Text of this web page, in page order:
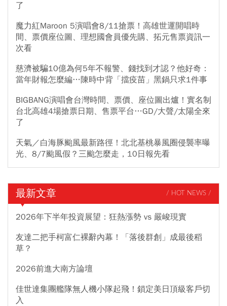
了
魔力紅Maroon 5演唱會8/11搶票！高雄世運開唱時
間、票價座位圖、理想國會員優先購、拓元售票資訊一
次看
慈濟被騙10億為何5年不報警、錢找到才認？他好奇：
當年財報怎麼編…陳時中背「擋疫苗」黑鍋只求1件事
BIGBANG演唱會台灣時間、票價、座位圖出爐！實名制
台北高雄4場搶票日期、售票平台…GD/大聲/太陽全來
了
天氣／白海豚颱風最新路徑！北北基桃暴風圈侵襲率曝
光、8/7颱風假？三颱怎麼走，10日報先看
最新文章 / HOT NEWS /
2026年下半年投資展望：狂熱漲勢 vs 嚴峻現實
友達二把手柯富仁裸辭內幕！「落後群創」成最後稻
草？
2026前進大南方論壇
佳世達集團艦隊無人機小隊起飛！鎖定美日頂級客戶切
入